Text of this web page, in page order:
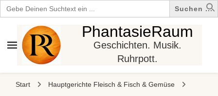
Search
for:
PhantasieRaum
Geschichten. Musik.
Ruhrpott.
Start Hauptgerichte Fleisch & Fisch & Gemüse